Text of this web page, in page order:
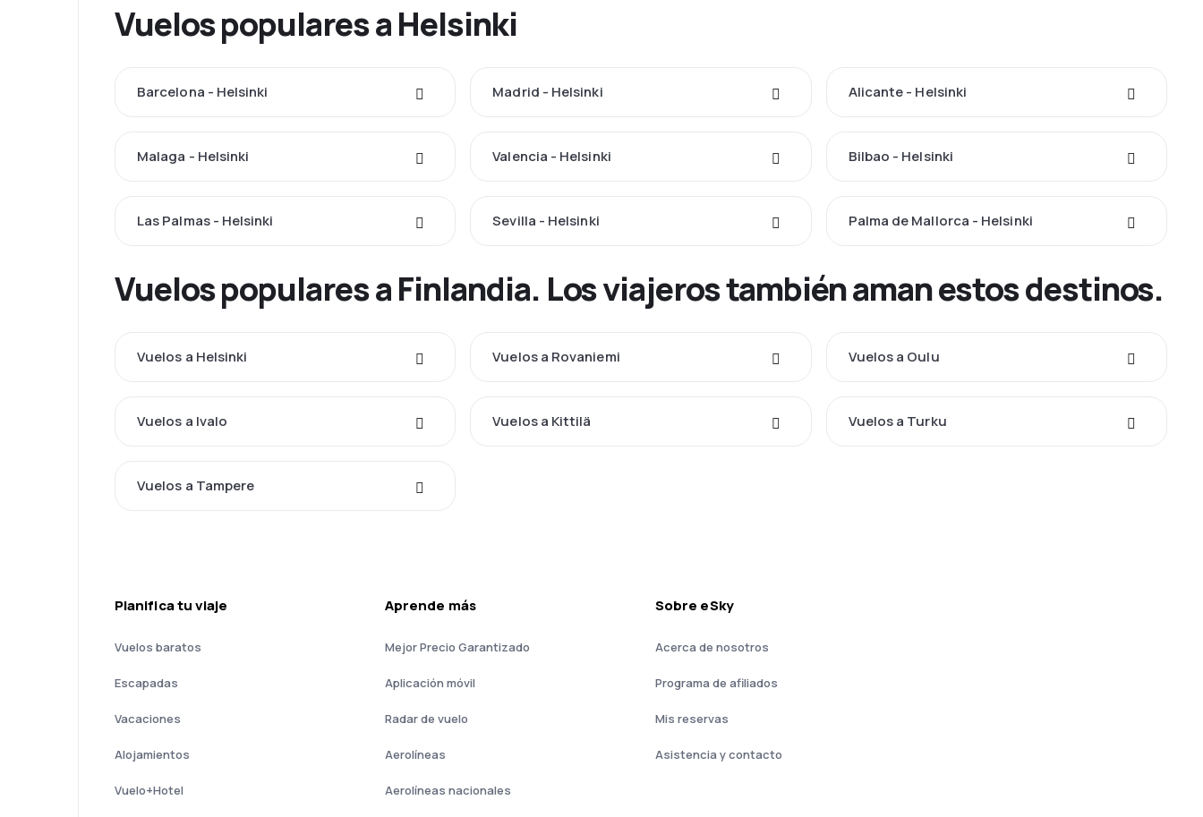
Vuelos populares a Helsinki
Barcelona - Helsinki Madrid - Helsinki Alicante - Helsinki
Malaga - Helsinki Valencia - Helsinki Bilbao - Helsinki
Las Palmas - Helsinki Sevilla - Helsinki Palma de Mallorca - Helsinki
Vuelos populares a Finlandia. Los viajeros también aman estos destinos.
Vuelos a Helsinki Vuelos a Rovaniemi Vuelos a Oulu
Vuelos a Ivalo Vuelos a Kittilä Vuelos a Turku
Vuelos a Tampere
Planifica tu viaje
Vuelos baratos
Escapadas
Vacaciones
Alojamientos
Vuelo+Hotel
Aprende más
Mejor Precio Garantizado
Aplicación móvil
Radar de vuelo
Aerolíneas
Aerolíneas nacionales
Sobre eSky
Acerca de nosotros
Programa de afiliados
Mis reservas
Asistencia y contacto